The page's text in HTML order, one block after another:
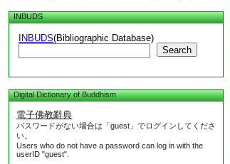
INBUDS
INBUDS(Bibliographic Database)
Search
Digital Dictionary of Buddhism
電子佛教辭典
パスワードがない場合は「guest」でログインしてくださ
い。
Users who do not have a password can log in with the
userID "guest".